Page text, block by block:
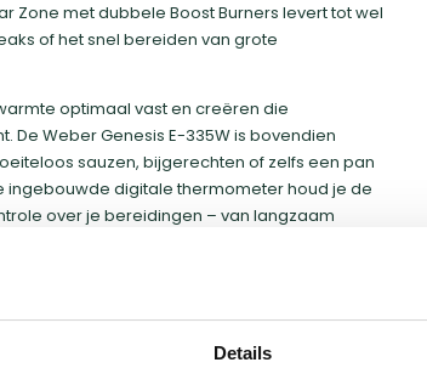
Details
Zone met dubbele Boost Burners levert tot wel
of het snel bereiden van grote
optimaal vast en creëren die
Weber Genesis E-335W is bovendien
sauzen, bijgerechten of zelfs een pan
ingebouwde digitale thermometer houd je de
over je bereidingen – van langzaam
Gourmet BBQ System, dat compatibel
oven. Zo tover je jouw barbecue eenvoudig
oog op gebruiksgemak en duurzaamheid,